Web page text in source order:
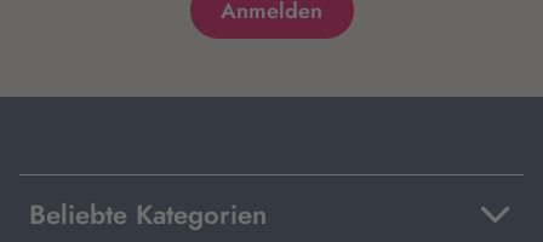
Beliebte Kategorien